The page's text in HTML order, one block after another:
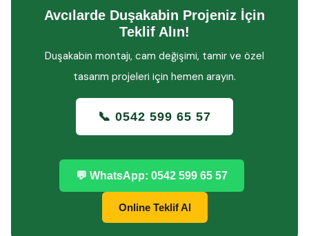
Avcılarde Duşakabin Projeniz İçin
Teklif Alın!
Duşakabin montajı, cam değişimi, tamir ve özel
tasarım projeleri için hemen arayın.
📞 0542 599 65 57
💬 WhatsApp: 0542 599 65 57
Online Teklif Al